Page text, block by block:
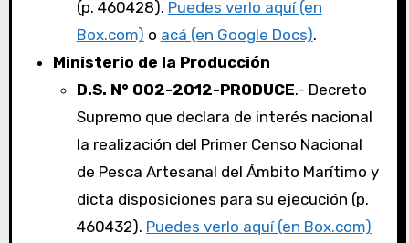
(p. 460428). Puedes verlo aquí (en
Box.com) o acá (en Google Docs).
Ministerio de la Producción
D.S. N° 002-2012-PRODUCE.- Decreto
Supremo que declara de interés nacional
la realización del Primer Censo Nacional
de Pesca Artesanal del Ámbito Marítimo y
dicta disposiciones para su ejecución (p.
460432). Puedes verlo aquí (en Box.com)